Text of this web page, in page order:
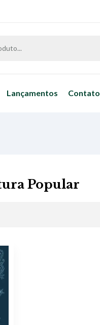
Lançamentos Contato
Popular